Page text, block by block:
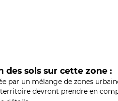
des sols sur cette zone :
par un mélange de zones
devront prendre en